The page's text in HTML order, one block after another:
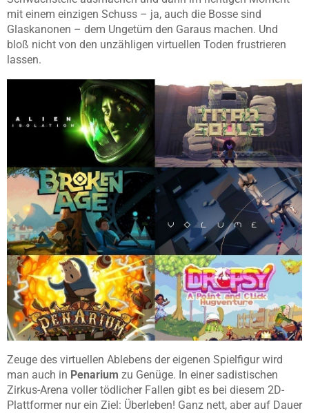
mit einem einzigen Schuss – ja, auch die Bosse sind
Glaskanonen – dem Ungetüm den Garaus machen. Und
bloß nicht von den unzähligen virtuellen Toden frustrieren
lassen.
Zeuge des virtuellen Ablebens der eigenen Spielfigur wird
man auch in Penarium zu Genüge. In einer sadistischen
Zirkus-Arena voller tödlicher Fallen gibt es bei diesem 2D-
Plattformer nur ein Ziel: Überleben! Ganz nett, aber auf Dauer